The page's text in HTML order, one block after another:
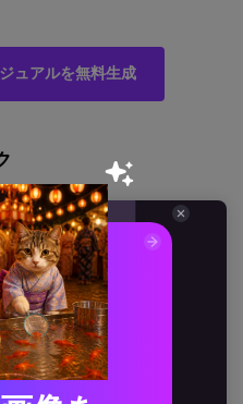
ュアルを無料生成